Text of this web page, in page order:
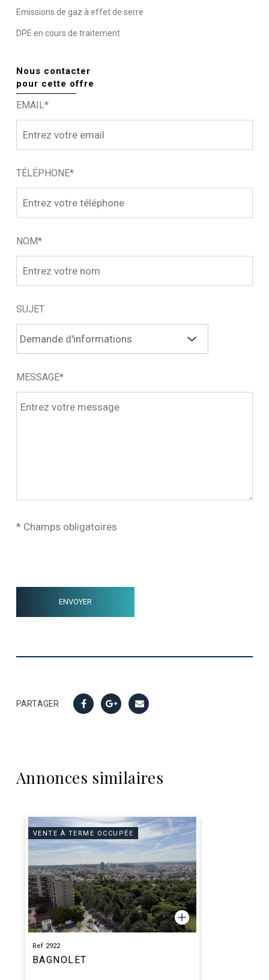
Emissions de gaz à effet de serre
DPE en cours de traitement
Nous contacter
pour cette offre
EMAIL*
TÉLÉPHONE*
NOM*
SUJET
MESSAGE*
* Champs obligatoires
PARTAGER
Annonces similaires
VENTE À TERME OCCUPÉE
Ref 2922
BAGNOLET